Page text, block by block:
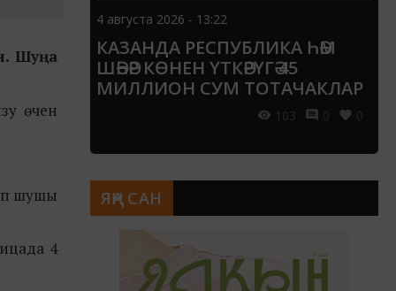
Шуңа
өчен
шушы
4
4 августа 2026 - 13:22
КАЗАНДА РЕСПУБЛИКА ҺӘМ
ШӘҺӘР КӨНЕН ҮТКӘРҮГӘ 45
МИЛЛИОН СУМ ТОТАЧАКЛАР
103 0 0
ЯҢА САН